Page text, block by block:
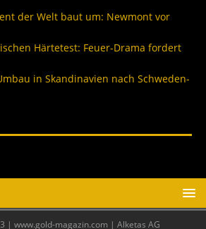
der Welt baut um: Newmont vor
Härtetest: Feuer-Drama fordert
in Skandinavien nach Schweden-
| www.gold-magazin.com | Alketas AG